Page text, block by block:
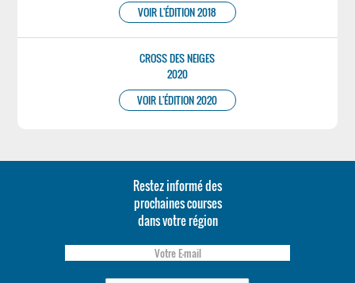
VOIR L'ÉDITION 2018
CROSS DES NEIGES
2020
VOIR L'ÉDITION 2020
Restez informé des
prochaines courses
dans votre région